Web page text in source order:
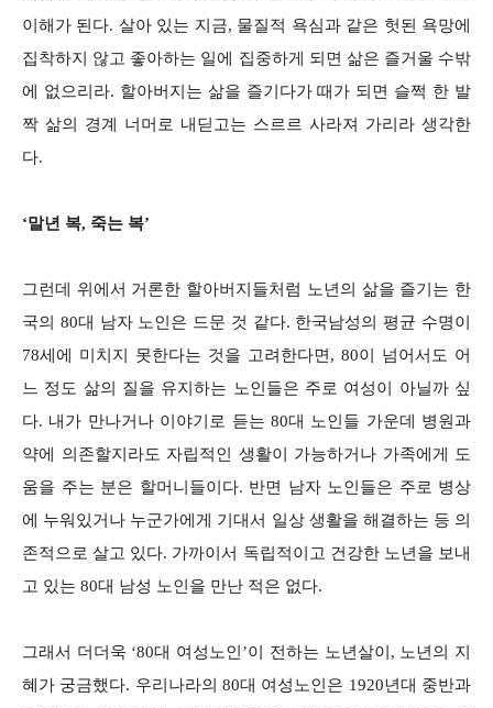
이해가 된다. 살아 있는 지금, 물질적 욕심과 같은 헛된 욕망에
집착하지 않고 좋아하는 일에 집중하게 되면 삶은 즐거울 수밖
에 없으리라. 할아버지는 삶을 즐기다가 때가 되면 슬쩍 한 발
짝 삶의 경계 너머로 내딛고는 스르르 사라져 가리라 생각한
다.
‘말년 복, 죽는 복’
그런데 위에서 거론한 할아버지들처럼 노년의 삶을 즐기는 한
국의 80대 남자 노인은 드문 것 같다. 한국남성의 평균 수명이
78세에 미치지 못한다는 것을 고려한다면, 80이 넘어서도 어
느 정도 삶의 질을 유지하는 노인들은 주로 여성이 아닐까 싶
다. 내가 만나거나 이야기로 듣는 80대 노인들 가운데 병원과
약에 의존할지라도 자립적인 생활이 가능하거나 가족에게 도
움을 주는 분은 할머니들이다. 반면 남자 노인들은 주로 병상
에 누워있거나 누군가에게 기대서 일상 생활을 해결하는 등 의
존적으로 살고 있다. 가까이서 독립적이고 건강한 노년을 보내
고 있는 80대 남성 노인을 만난 적은 없다.
그래서 더더욱 ‘80대 여성노인’이 전하는 노년살이, 노년의 지
혜가 궁금했다. 우리나라의 80대 여성노인은 1920년대 중반과